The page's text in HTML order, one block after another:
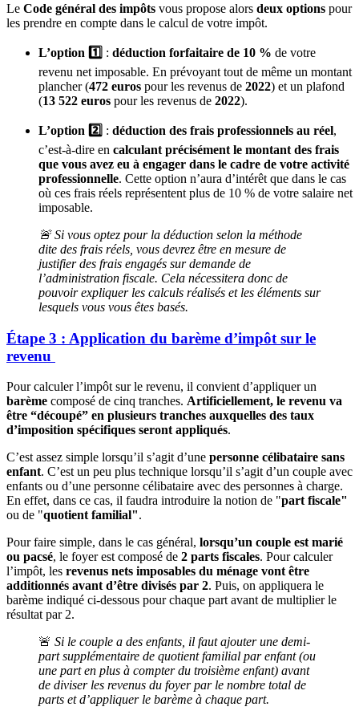
Le Code général des impôts vous propose alors deux options pour
les prendre en compte dans le calcul de votre impôt.
L’option 1️⃣ : déduction forfaitaire de 10 % de votre
revenu net imposable. En prévoyant tout de même un montant
plancher (472 euros pour les revenus de 2022) et un plafond
(13 522 euros pour les revenus de 2022).
L’option 2️⃣ : déduction des frais professionnels au réel,
c’est-à-dire en calculant précisément le montant des frais
que vous avez eu à engager dans le cadre de votre activité
professionnelle. Cette option n’aura d’intérêt que dans le cas
où ces frais réels représentent plus de 10 % de votre salaire net
imposable.
🚨 Si vous optez pour la déduction selon la méthode
dite des frais réels, vous devrez être en mesure de
justifier des frais engagés sur demande de
l’administration fiscale. Cela nécessitera donc de
pouvoir expliquer les calculs réalisés et les éléments sur
lesquels vous vous êtes basés.
Étape 3 : Application du barème d’impôt sur le
revenu
Pour calculer l’impôt sur le revenu, il convient d’appliquer un
barème composé de cinq tranches. Artificiellement, le revenu va
être “découpé” en plusieurs tranches auxquelles des taux
d’imposition spécifiques seront appliqués.
C’est assez simple lorsqu’il s’agit d’une personne célibataire sans
enfant. C’est un peu plus technique lorsqu’il s’agit d’un couple avec
enfants ou d’une personne célibataire avec des personnes à charge.
En effet, dans ce cas, il faudra introduire la notion de "part fiscale"
ou de "quotient familial".
Pour faire simple, dans le cas général, lorsqu’un couple est marié
ou pacsé, le foyer est composé de 2 parts fiscales. Pour calculer
l’impôt, les revenus nets imposables du ménage vont être
additionnés avant d’être divisés par 2. Puis, on appliquera le
barème indiqué ci-dessous pour chaque part avant de multiplier le
résultat par 2.
🚨 Si le couple a des enfants, il faut ajouter une demi-
part supplémentaire de quotient familial par enfant (ou
une part en plus à compter du troisième enfant) avant
de diviser les revenus du foyer par le nombre total de
parts et d’appliquer le barème à chaque part.